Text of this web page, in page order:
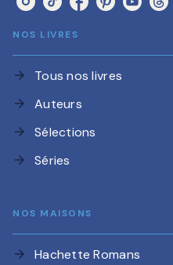
NOS LIVRES
arrow_forward Tous nos livres
arrow_forward Auteurs
arrow_forward Sélections
arrow_forward Séries
NOS MAISONS
arrow_forward Hachette Romans